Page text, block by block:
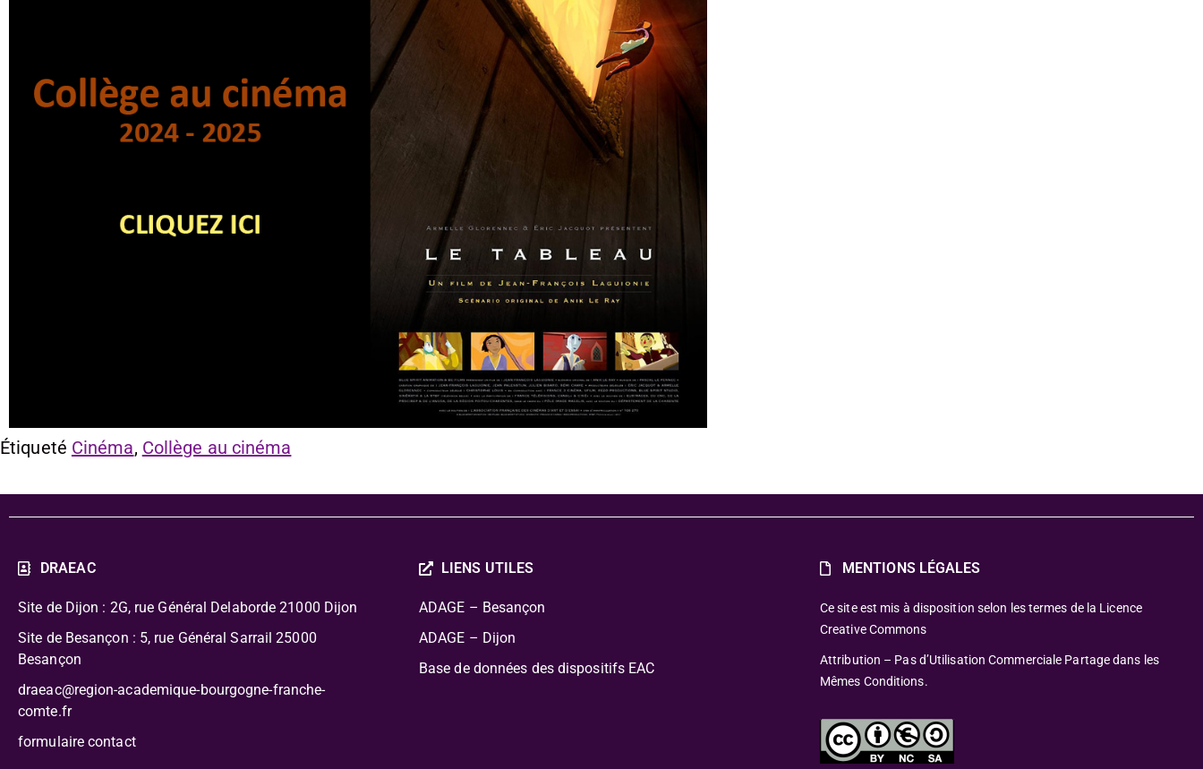
Étiqueté Cinéma, Collège au cinéma
DRAEAC
Site de Dijon : 2G, rue Général Delaborde 21000 Dijon
Site de Besançon : 5, rue Général Sarrail 25000
Besançon
draeac@region-academique-bourgogne-franche-
comte.fr
formulaire contact
LIENS UTILES
ADAGE – Besançon
ADAGE – Dijon
Base de données des dispositifs EAC
MENTIONS LÉGALES
Ce site est mis à disposition selon les termes de la Licence
Creative Commons
Attribution – Pas d’Utilisation Commerciale Partage dans les
Mêmes Conditions.